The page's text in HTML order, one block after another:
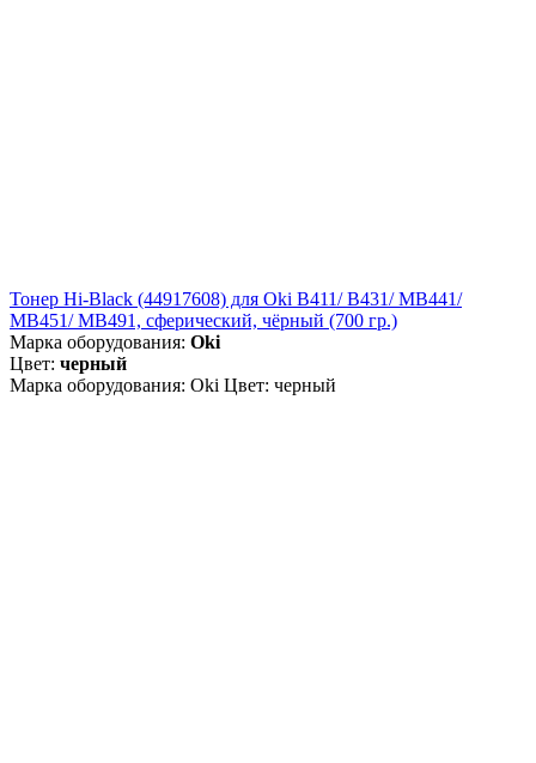
Тонер Hi-Black (44917608) для Oki B411/ B431/ MB441/
MB451/ MB491, сферический, чёрный (700 гр.)
Марка оборудования: Oki
Цвет: черный
Марка оборудования: Oki Цвет: черный